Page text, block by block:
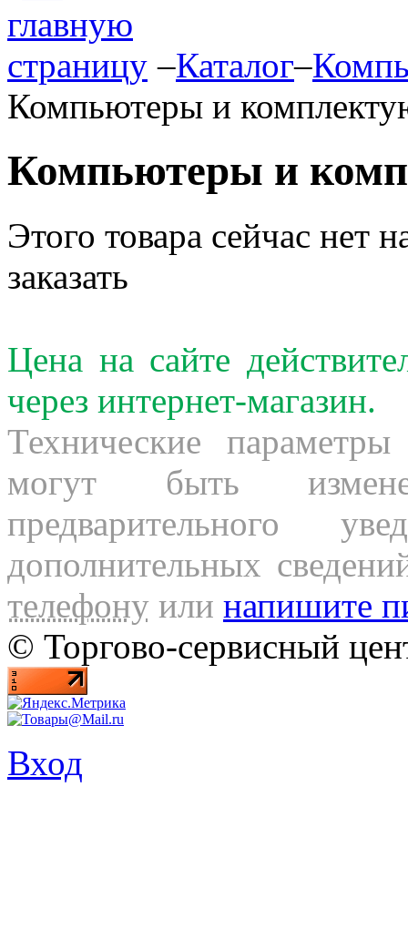
–Каталог–
Компьютеры и
Компьютеры и
Этого товара сейчас нет
заказать
Цена на сайте
через интернет-магазин.
Технические
могут быть
предварительного
дополнительных
телефону или напишите
© Торгово-сервисный
Вход